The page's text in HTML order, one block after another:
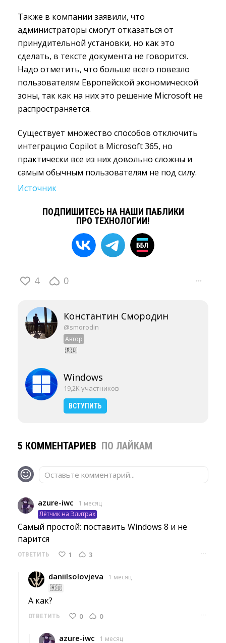
Также в компании заявили, что
администраторы смогут отказаться от
принудительной установки, но как это
сделать, в тексте документа не говорится.
Надо отметить, что больше всего повезло
пользователям Европейской экономической
зоны, так как на них это решение Microsoft не
распространяется.
Существует множество способов отключить
интеграцию Copilot в Microsoft 365, но
практически все из них довольно сложны и
самым обычным пользователям не под силу.
Источник
ПОДПИШИТЕСЬ НА НАШИ ПАБЛИКИ
ПРО ТЕХНОЛОГИИ!
4 0 ···
Константин Смородин
@smorodin
Автор
🇷🇺
Windows
19,2K участников
ВСТУПИТЬ
5 КОММЕНТАРИЕВ ПО ЛАЙКАМ
Оставьте комментарий...
azure-iwc
1 месяц
Лётчик на Элитрах
Самый простой: поставить Windows 8 и не
парится
ОТВЕТИТЬ 1 3 ···
daniilsolovjeva
1 месяц
🇷🇺
А как?
ОТВЕТИТЬ 0 0 ···
azure-iwc 1 месяц